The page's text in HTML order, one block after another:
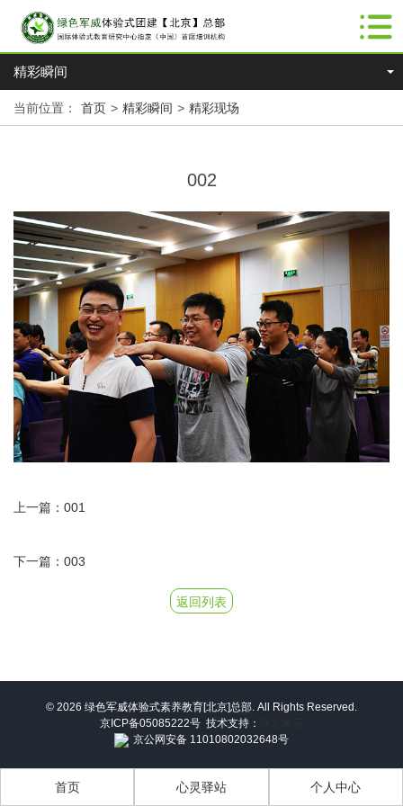
精彩瞬间
当前位置： 首页 > 精彩瞬间 > 精彩现场
002
上一篇：001
下一篇：003
返回列表
© 2026 绿色军威体验式素养教育[北京]总部. All Rights Reserved.
京ICP备05085222号 技术支持：
京公网安备 11010802032648号
首页 心灵驿站 个人中心